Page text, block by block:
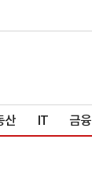
산 IT 금융